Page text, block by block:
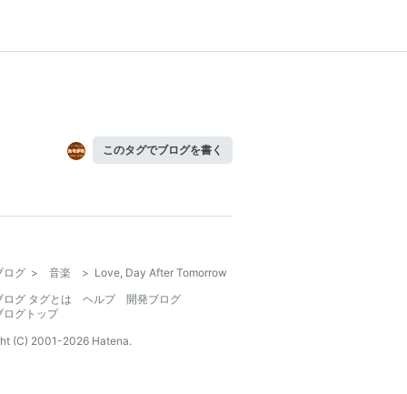
このタグでブログを書く
ログ > 音楽 > Love, Day After Tomorrow
ログ タグとは
ヘルプ
開発ブログ
ログトップ
(C) 2001-2026 Hatena.